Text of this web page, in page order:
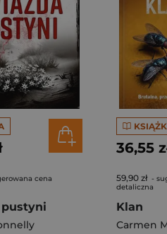
cena
pustyni
36,55
59,90 zł -
detaliczna
Klan
Carmen